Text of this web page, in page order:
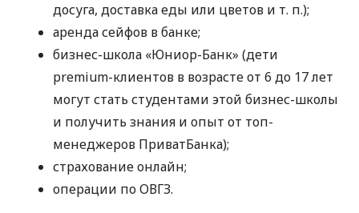
досуга, доставка еды или цветов и т. п.);
аренда сейфов в банке;
бизнес-школа «Юниор-Банк» (дети
premium-клиентов в возрасте от 6 до 17 лет
могут стать студентами этой бизнес-школы
и получить знания и опыт от топ-
менеджеров ПриватБанка);
страхование онлайн;
операции по ОВГЗ.